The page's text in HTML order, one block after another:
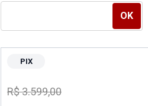
PIX
R$ 3.599,00